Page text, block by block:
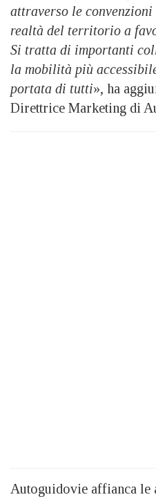
attraverso le
realtà del territorio a
Si tratta di importanti
la mobilità più
portata di tutti», ha
Direttrice Marketing di
Autoguidovie affianca le